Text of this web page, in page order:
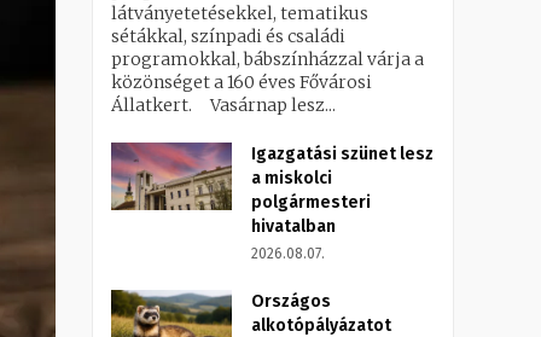
látványetetésekkel, tematikus
sétákkal, színpadi és családi
programokkal, bábszínházzal várja a
közönséget a 160 éves Fővárosi
Állatkert. Vasárnap lesz...
Igazgatási szünet lesz
a miskolci
polgármesteri
hivatalban
2026.08.07.
Országos
alkotópályázatot